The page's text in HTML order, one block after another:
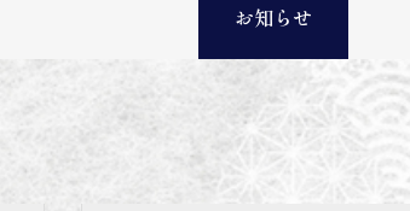
お知らせ